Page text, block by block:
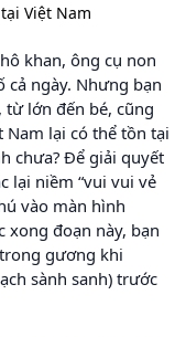
Việt Nam
khan, ông cụ non
ngày. Nhưng bạn
từ lớn đến bé, cũng
Nam lại có thể tồn tại
chưa? Để giải quyết
lại niềm “vui vui vẻ
vào màn hình
xong đoạn này, bạn
gương khi
sành sanh) trước